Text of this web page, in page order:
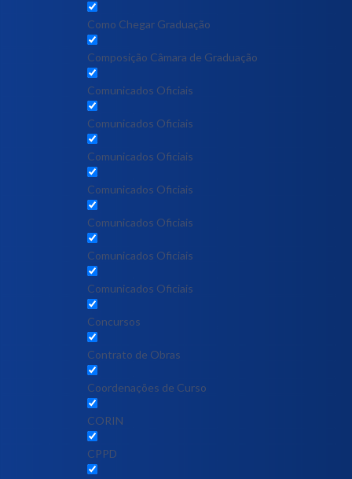
Como Chegar Graduação
Composição Câmara de Graduação
Comunicados Oficiais
Comunicados Oficiais
Comunicados Oficiais
Comunicados Oficiais
Comunicados Oficiais
Comunicados Oficiais
Comunicados Oficiais
Concursos
Contrato de Obras
Coordenações de Curso
CORIN
CPPD